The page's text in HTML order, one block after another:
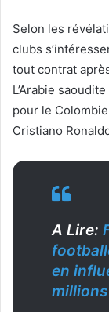
Selon les
clubs
tout contrat
L’Arabie
pour le
Cristiano
A Lire:
en
millions